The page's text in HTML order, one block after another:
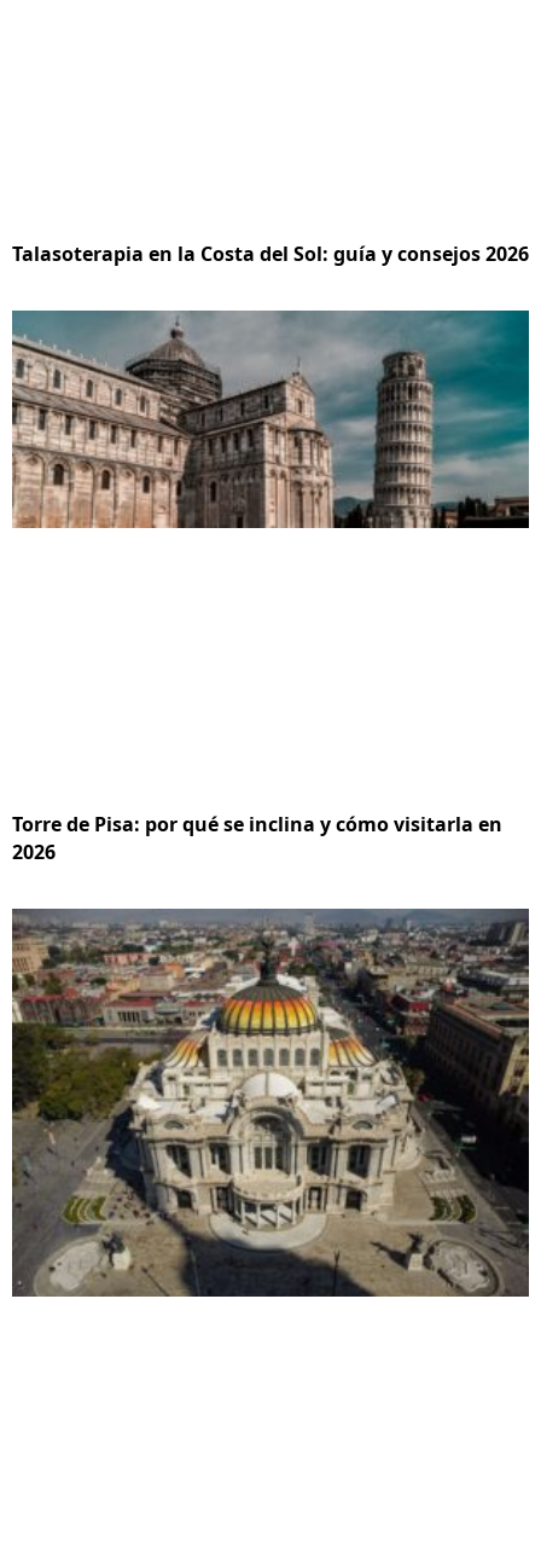
Talasoterapia en la Costa del Sol: guía y consejos 2026
Torre de Pisa: por qué se inclina y cómo visitarla en
2026